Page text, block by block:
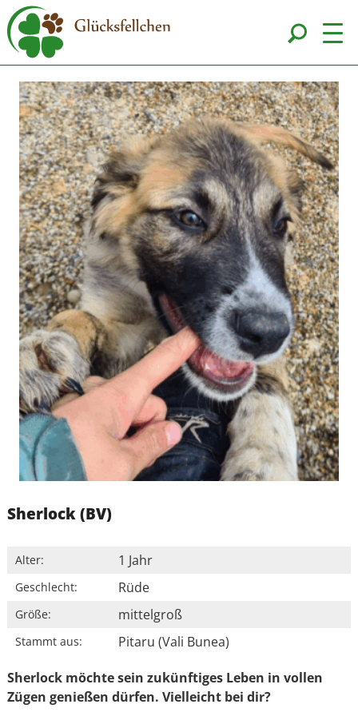
Sherlock (BV)
Alter: 1 Jahr
Geschlecht: Rüde
Größe: mittelgroß
Stammt aus: Pitaru (Vali Bunea)
Sherlock möchte sein zukünftiges Leben in vollen
Zügen genießen dürfen. Vielleicht bei dir?